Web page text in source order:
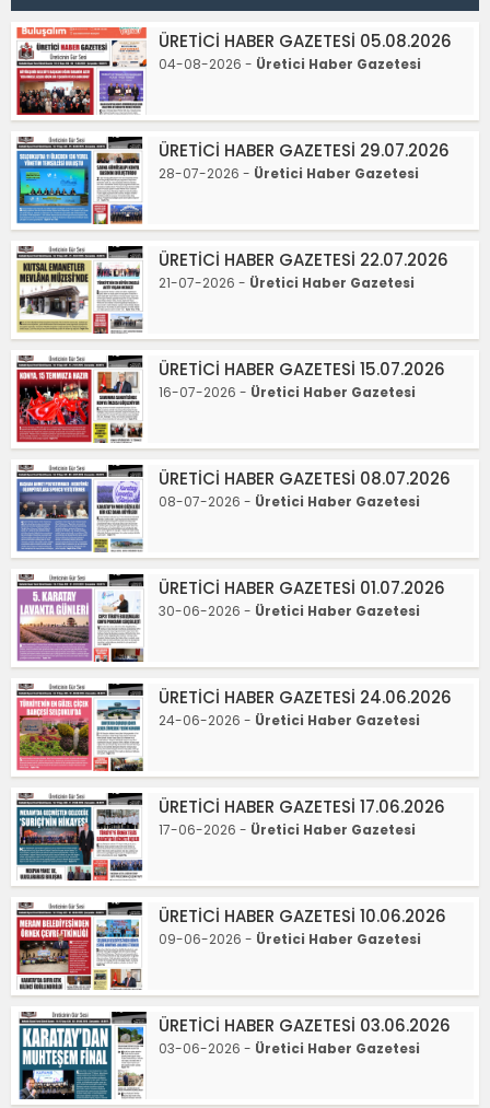
ÜRETİCİ HABER GAZETESİ 05.08.2026
04-08-2026 - Üretici Haber Gazetesi
ÜRETİCİ HABER GAZETESİ 29.07.2026
28-07-2026 - Üretici Haber Gazetesi
ÜRETİCİ HABER GAZETESİ 22.07.2026
21-07-2026 - Üretici Haber Gazetesi
ÜRETİCİ HABER GAZETESİ 15.07.2026
16-07-2026 - Üretici Haber Gazetesi
ÜRETİCİ HABER GAZETESİ 08.07.2026
08-07-2026 - Üretici Haber Gazetesi
ÜRETİCİ HABER GAZETESİ 01.07.2026
30-06-2026 - Üretici Haber Gazetesi
ÜRETİCİ HABER GAZETESİ 24.06.2026
24-06-2026 - Üretici Haber Gazetesi
ÜRETİCİ HABER GAZETESİ 17.06.2026
17-06-2026 - Üretici Haber Gazetesi
ÜRETİCİ HABER GAZETESİ 10.06.2026
09-06-2026 - Üretici Haber Gazetesi
ÜRETİCİ HABER GAZETESİ 03.06.2026
03-06-2026 - Üretici Haber Gazetesi